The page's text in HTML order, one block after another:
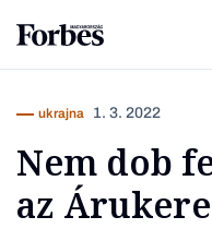
ukrajna 1. 3. 2022
Nem dob
az